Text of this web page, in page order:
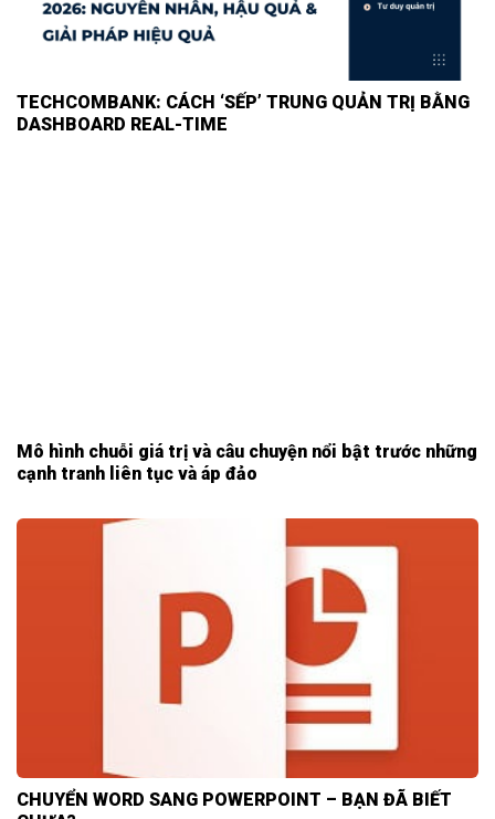
TECHCOMBANK: CÁCH ‘SẾP’ TRUNG QUẢN TRỊ BẰNG
DASHBOARD REAL-TIME
Mô hình chuỗi giá trị và câu chuyện nổi bật trước những
cạnh tranh liên tục và áp đảo
CHUYỂN WORD SANG POWERPOINT – BẠN ĐÃ BIẾT